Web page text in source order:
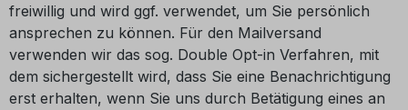
freiwillig und wird ggf. verwendet, um Sie persönlich
ansprechen zu können. Für den Mailversand
verwenden wir das sog. Double Opt-in Verfahren, mit
dem sichergestellt wird, dass Sie eine Benachrichtigung
erst erhalten, wenn Sie uns durch Betätigung eines an